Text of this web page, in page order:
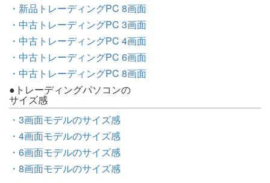
・新品トレーディングPC 8画面
・中古トレーディングPC 3画面
・中古トレーディングPC 4画面
・中古トレーディングPC 6画面
・中古トレーディングPC 8画面
●トレーディングパソコンの
サイズ感
・3画面モデルのサイズ感
・4画面モデルのサイズ感
・6画面モデルのサイズ感
・8画面モデルのサイズ感